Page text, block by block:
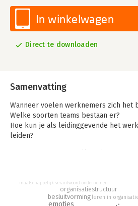
In winkelwagen
Direct te downloaden
Samenvatting
Wanneer voelen werknemers zich het
Welke soorten teams bestaan er?
Hoe kun je als leidinggevende het
leiden?
en organisatiesystemen. Bovendien zijn
verandering onderhevig.
emoties
besluitvorming
organisatiestructuur
leren in
maatschappelijk verantwoord ondernemen